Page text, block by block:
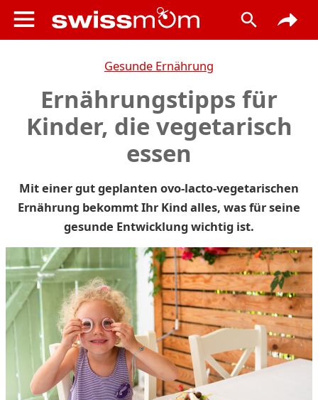
Gesunde Ernährung
Ernährungstipps für
Kinder, die vegetarisch
essen
Mit einer gut geplanten ovo-lacto-vegetarischen
Ernährung bekommt Ihr Kind alles, was für seine
gesunde Entwicklung wichtig ist.